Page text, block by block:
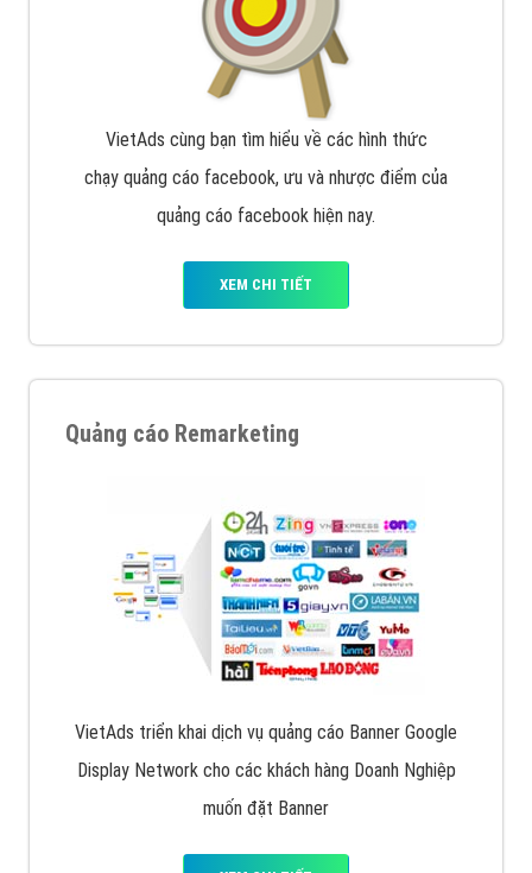
VietAds cùng bạn tìm hiểu về các hình thức
chạy quảng cáo facebook, ưu và nhược điểm của
quảng cáo facebook hiện nay.
XEM CHI TIẾT
Quảng cáo Remarketing
VietAds triển khai dịch vụ quảng cáo Banner Google
Display Network cho các khách hàng Doanh Nghiệp
muốn đặt Banner